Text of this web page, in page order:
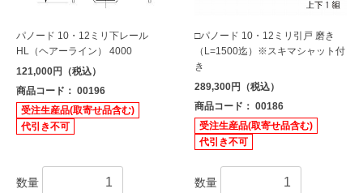
パノード 10・12ミリ下レール
HL（ヘアーライン） 4000
121,000円（税込）
商品コード： 00196
受注生産品(取寄せ品含む)
代引き不可
数量
□パノード 10・12ミリ引戸 磨き
（L=1500迄）※スキマシャット付
き
289,300円（税込）
商品コード： 00186
受注生産品(取寄せ品含む)
代引き不可
数量